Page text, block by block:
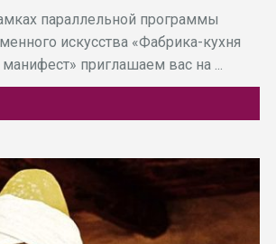
параллельной программы
искусства «Фабрика-кухня
приглашаем вас на ...